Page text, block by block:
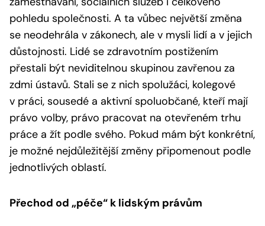
pohledu společnosti. A ta vůbec největší změna
se neodehrála v zákonech, ale v mysli lidí a v jejich
důstojnosti. Lidé se zdravotním postižením
přestali být neviditelnou skupinou zavřenou za
zdmi ústavů. Stali se z nich spolužáci, kolegové
v práci, sousedé a aktivní spoluobčané, kteří mají
právo volby, právo pracovat na otevřeném trhu
práce a žít podle svého. Pokud mám být konkrétní,
je možné nejdůležitější změny připomenout podle
jednotlivých oblastí.
Přechod od „péče“ k lidským právům